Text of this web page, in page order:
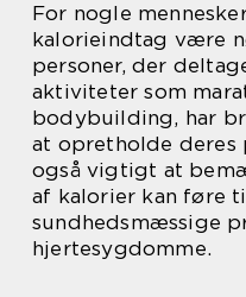
For nogle
kalorieindtag være
personer, der
aktiviteter som
bodybuilding, har
at opretholde deres
også vigtigt at
af kalorier kan føre
sundhedsmæssige
hjertesygdomme.